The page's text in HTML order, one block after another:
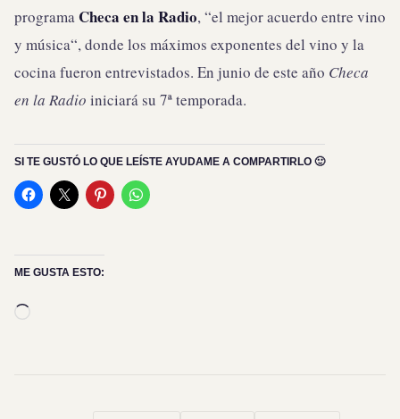
programa Checa en la Radio, “el mejor acuerdo entre vino
y música“, donde los máximos exponentes del vino y la
cocina fueron entrevistados. En junio de este año Checa
en la Radio iniciará su 7ª temporada.
SI TE GUSTÓ LO QUE LEÍSTE AYUDAME A COMPARTIRLO 🙂
ME GUSTA ESTO: